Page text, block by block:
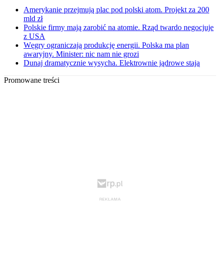
Amerykanie przejmują plac pod polski atom. Projekt za 200
mld zł
Polskie firmy mają zarobić na atomie. Rząd twardo negocjuje
z USA
Węgry ograniczają produkcję energii. Polska ma plan
awaryjny. Minister: nic nam nie grozi
Dunaj dramatycznie wysycha. Elektrownie jądrowe stają
Promowane treści